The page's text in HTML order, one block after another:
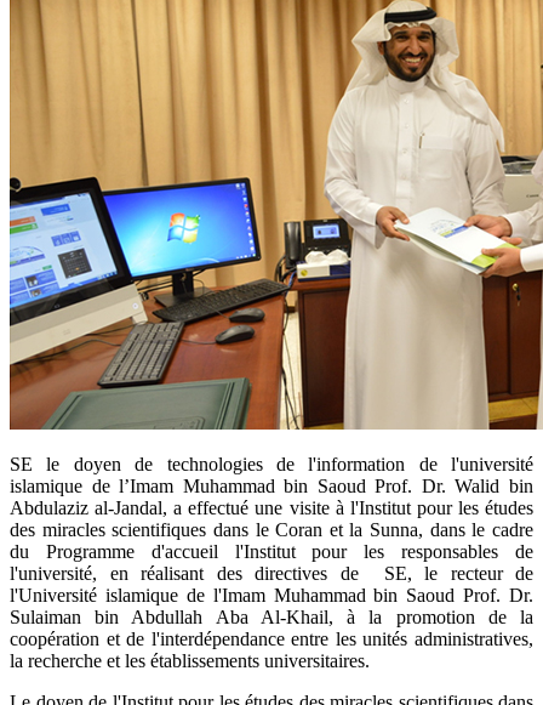
​SE le doyen de technologies de l'information de l'université
islamique de l’Imam Muhammad bin Saoud Prof. Dr. Walid bin
Abdulaziz al-Jandal, a effectué une visite à l'Institut pour les études
des miracles scientifiques dans le Coran et la Sunna, dans le cadre
du Programme d'accueil l'Institut pour les responsables de
l'université, en réalisant des directives de SE, le recteur de
l'Université islamique de l'Imam Muhammad bin Saoud Prof. Dr.
Sulaiman bin Abdullah Aba Al-Khail, à la promotion de la
coopération et de l'interdépendance entre les unités administratives,
la recherche et les établissements universitaires.